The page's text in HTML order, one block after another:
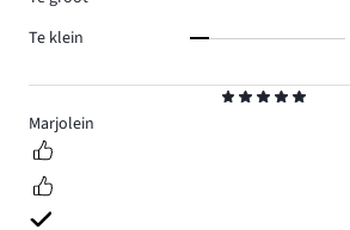
5
Marjolein
Te klein